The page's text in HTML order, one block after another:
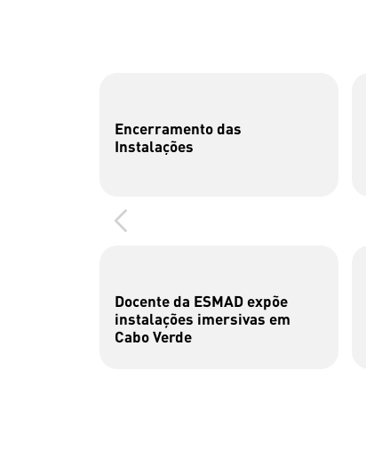
Encerramento das
Instalações
Docente da ESMAD expõe
instalações imersivas em
Cabo Verde